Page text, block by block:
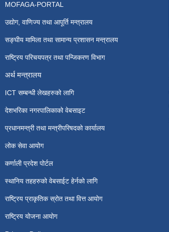
MOFAGA-PORTAL
उद्योग, वाणिज्य तथा आपूर्ति मन्त्रालय
सङ्घीय मामिला तथा सामान्य प्रशासन मन्त्रालय
राष्ट्रिय परिचयपत्र तथा पन्जिकरण विभाग
अर्थ मन्त्रालय
ICT सम्बन्धी लेखहरुको लागि
देशभरिका नगरपालिकाको वेबसाइट
प्रधानमन्त्री तथा मन्त्रीपरिषदको कार्यालय
लोक सेवा आयोग
कर्णाली प्रदेश पोर्टल
स्थानिय तहहरुको वेबसाईट हेर्नको लागि
राष्ट्रिय प्राकृतिक स्रोत तथा वित्त आयोग
राष्ट्रिय योजना आयोग